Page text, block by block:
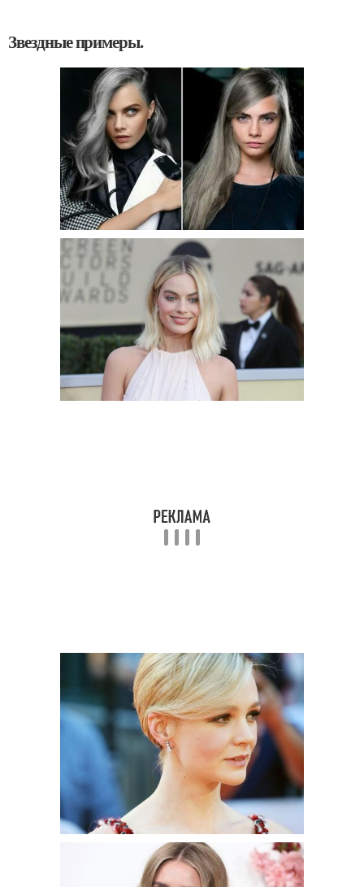
Звездные примеры.